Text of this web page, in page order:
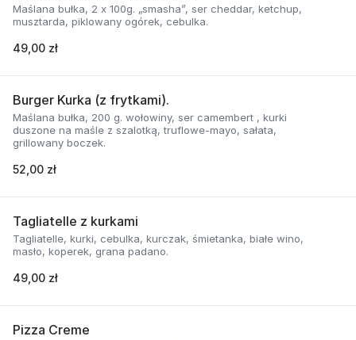
Maślana bułka, 2 x 100g. „smasha”, ser cheddar, ketchup,
musztarda, piklowany ogórek, cebulka.
49,00 zł
Burger Kurka (z frytkami).
Maślana bułka, 200 g. wołowiny, ser camembert , kurki
duszone na maśle z szalotką, truflowe-mayo, sałata,
grillowany boczek.
52,00 zł
Tagliatelle z kurkami
Tagliatelle, kurki, cebulka, kurczak, śmietanka, białe wino,
masło, koperek, grana padano.
49,00 zł
Pizza Creme